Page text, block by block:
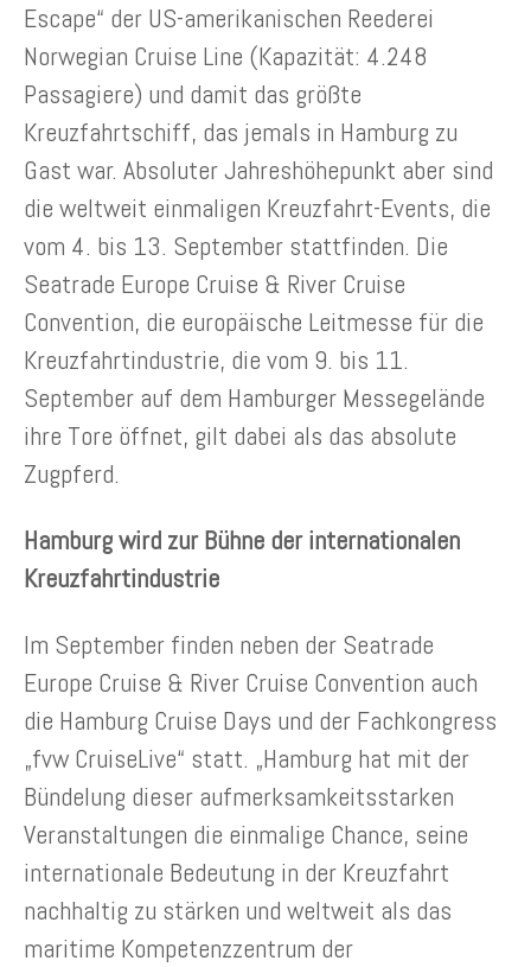
Escape“ der US-amerikanischen Reederei
Norwegian Cruise Line (Kapazität: 4.248
Passagiere) und damit das größte
Kreuzfahrtschiff, das jemals in Hamburg zu
Gast war. Absoluter Jahreshöhepunkt aber sind
die weltweit einmaligen Kreuzfahrt-Events, die
vom 4. bis 13. September stattfinden. Die
Seatrade Europe Cruise & River Cruise
Convention, die europäische Leitmesse für die
Kreuzfahrtindustrie, die vom 9. bis 11.
September auf dem Hamburger Messegelände
ihre Tore öffnet, gilt dabei als das absolute
Zugpferd.
Hamburg wird zur Bühne der internationalen
Kreuzfahrtindustrie
Im September finden neben der Seatrade
Europe Cruise & River Cruise Convention auch
die Hamburg Cruise Days und der Fachkongress
„fvw CruiseLive“ statt. „Hamburg hat mit der
Bündelung dieser aufmerksamkeitsstarken
Veranstaltungen die einmalige Chance, seine
internationale Bedeutung in der Kreuzfahrt
nachhaltig zu stärken und weltweit als das
maritime Kompetenzzentrum der